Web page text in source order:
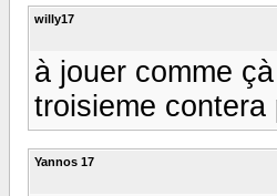
willy17
à jouer comme
troisieme
Yannos 17